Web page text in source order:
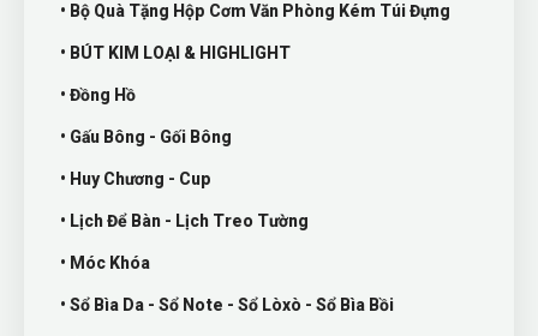
• Bộ Quà Tặng Hộp Cơm Văn Phòng Kém Túi Đựng
• BÚT KIM LOẠI & HIGHLIGHT
• Đồng Hồ
• Gấu Bông - Gối Bông
• Huy Chương - Cup
• Lịch Để Bàn - Lịch Treo Tường
• Móc Khóa
• Sổ Bìa Da - Sổ Note - Sổ Lòxò - Sổ Bìa Bồi